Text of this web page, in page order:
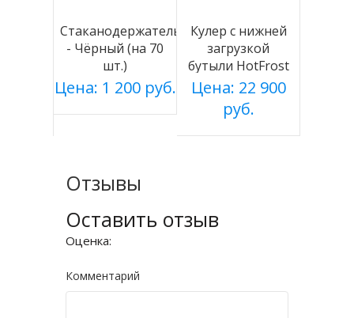
Стаканодержатель
- Чёрный (на 70
шт.)
Цена: 1 200 руб.
Кулер с нижней
загрузкой
бутыли HotFrost
V115AE
Цена: 22 900
руб.
Отзывы
Оставить отзыв
Оценка:
Комментарий